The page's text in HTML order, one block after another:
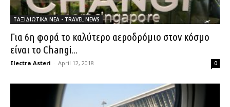
ΤΑΞΙΔΙΩΤΙΚΑ ΝΕΑ - TRAVEL NEWS
Για 6η φορά το καλύτερο αεροδρόμιο στον κόσμο
είναι το Changi...
Electra Asteri - April 12, 2018 0